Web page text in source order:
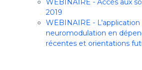
WEBINAIRE - Accès aux
2019
WEBINAIRE - L’application
neuromodulation en
récentes et orientations